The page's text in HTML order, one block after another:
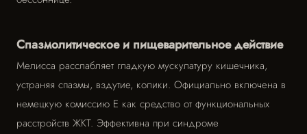
Спазмолитическое и пищеварительное действие
Мелисса расслабляет гладкую мускулатуру кишечника,
устраняя спазмы, вздутие, колики. Официально включена в
немецкую комиссию Е как средство от функциональных
расстройств ЖКТ. Эффективна при синдроме